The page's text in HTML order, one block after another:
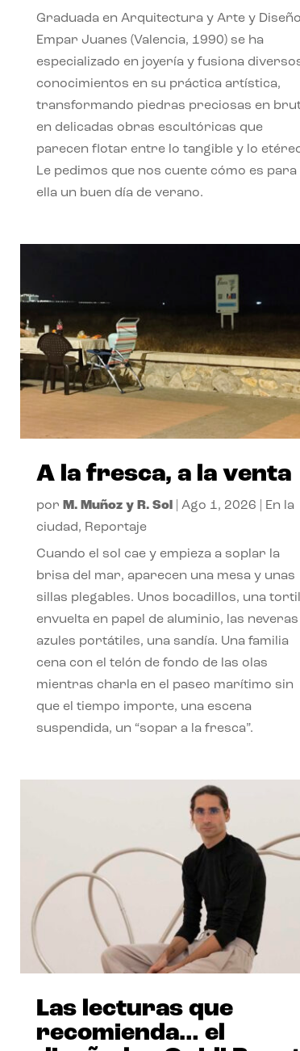
Graduada en Arquitectura y Arte y
Empar Juanes (Valencia, 1990) se ha
especializado en joyería y fusiona
conocimientos en su práctica artística,
transformando piedras preciosas en
en delicadas obras escultóricas que
parecen flotar entre lo tangible y lo
Le pedimos que nos cuente cómo es para
ella un buen día de verano.
A la fresca, a la venta
por M. Muñoz y R. Sol Ago 1, 2026
En la
ciudad, Reportaje
Cuando el sol cae y empieza a soplar la
brisa del mar, aparecen una mesa y unas
sillas plegables. Unos bocadillos, una
envuelta en papel de aluminio, las neveras
azules portátiles, una sandía. Una familia
cena con el telón de fondo de las olas
mientras charla en el paseo marítimo sin
que el tiempo importe, una escena
suspendida, un “sopar a la fresca”.
Las lecturas que
recomienda… el